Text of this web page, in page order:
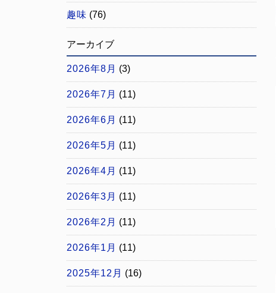
趣味 (76)
アーカイブ
2026年8月 (3)
2026年7月 (11)
2026年6月 (11)
2026年5月 (11)
2026年4月 (11)
2026年3月 (11)
2026年2月 (11)
2026年1月 (11)
2025年12月 (16)